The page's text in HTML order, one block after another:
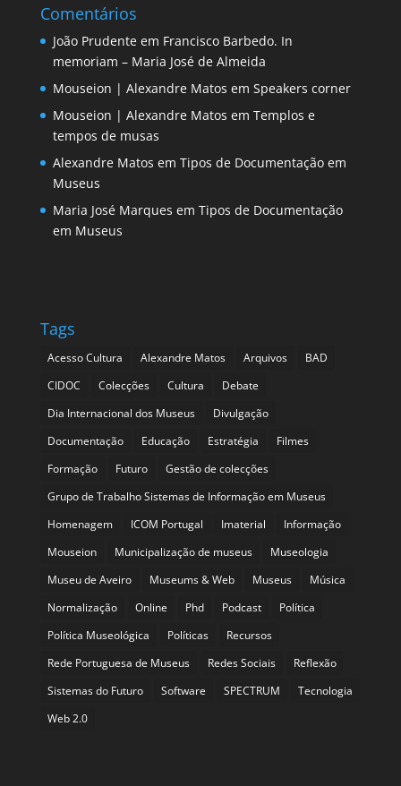
Comentários
João Prudenteem Francisco Barbedo. In
memoriam – Maria José de Almeida
Mouseion | Alexandre Matos em Speakers corner
Mouseion | Alexandre Matos em Templos e
tempos de musas
Alexandre Matos em Tipos de Documentação em
Museus
Maria José Marques em Tipos de Documentação
em Museus
Tags
Acesso Cultura Alexandre Matos Arquivos
BAD
CIDOC
Colecções Cultura
Debate
Dia Internacional dos Museus
Divulgação
Documentação
Educação Estratégia
Filmes
Formação
Futuro
Gestão de colecções
Grupo de Trabalho Sistemas de Informação em Museus
Homenagem
ICOM Portugal Imaterial
Informação
Mouseion
Municipalização de museus
Museologia
Museu de Aveiro
Museums & Web Museus
Música
Normalização
Online Phd Podcast
Política
Política Museológica
Políticas
Recursos
Rede Portuguesa de Museus
Redes Sociais
Reflexão
Sistemas do Futuro
Software SPECTRUM
Tecnologia
Web 2.0